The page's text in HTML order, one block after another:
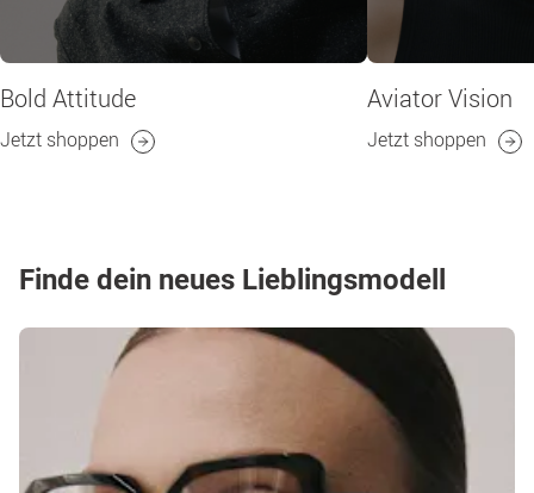
Bold Attitude
Jetzt shoppen
Aviator Vision
Jetzt shoppen
Finde dein neues Lieblingsmodell